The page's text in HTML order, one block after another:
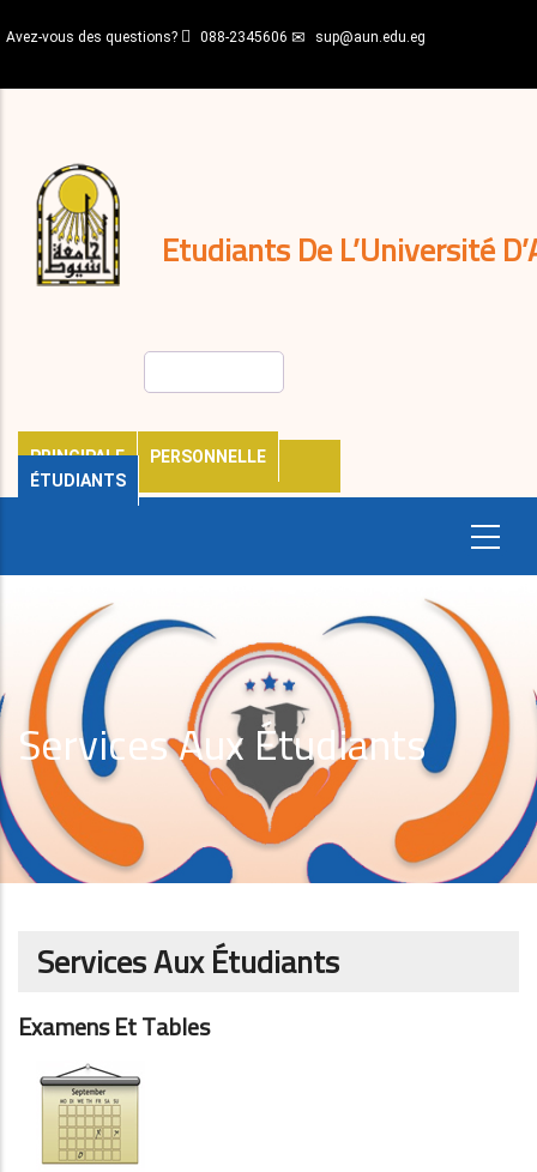
au
principal
Avez-vous des questions? 088-2345606 sup@aun.edu.eg
Etudiants De L’Université
PRINCIPALE
PERSONNELLE
ÉTUDIANTS
décisions
Expatriés
Journal
Services Aux Étudiants
Services Aux Étudiants
Examens Et Tables